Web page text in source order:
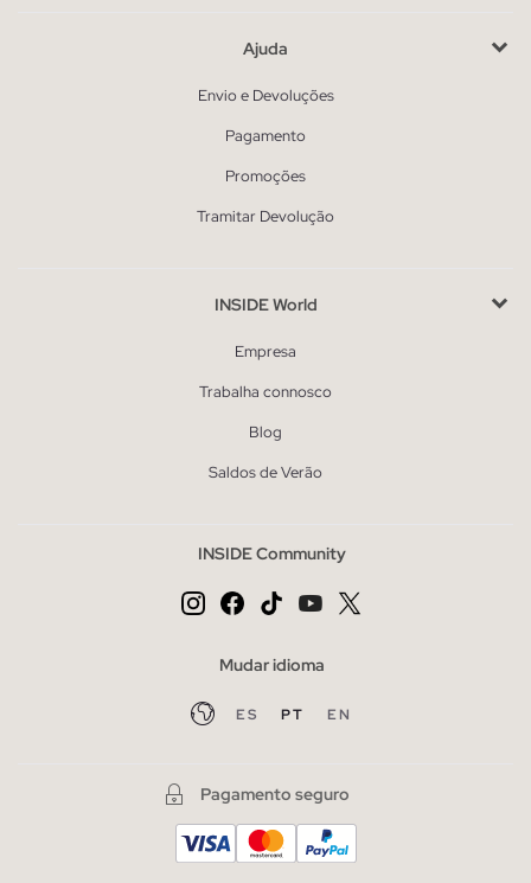
Ajuda
Envio e Devoluções
Pagamento
Promoções
Tramitar Devolução
INSIDE World
Empresa
Trabalha connosco
Blog
Saldos de Verão
INSIDE Community
Mudar idioma
ES PT EN
Pagamento seguro